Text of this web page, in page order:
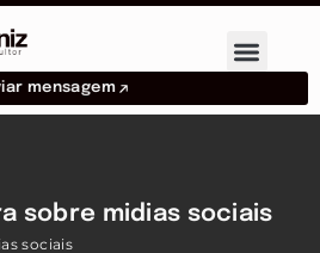
mensagem
sobre midias sociais
sociais